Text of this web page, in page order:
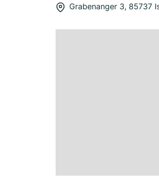
Grabenanger 3, 85737